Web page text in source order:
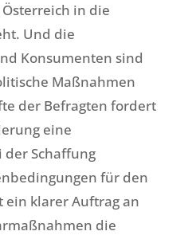
in die
Und die
Konsumenten sind
Maßnahmen
der Befragten fordert
eine
der Schaffung
für den
ein klarer Auftrag an
die